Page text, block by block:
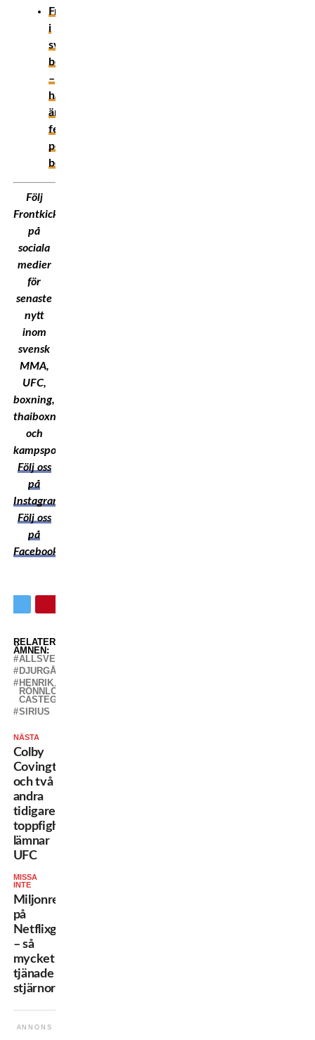
Framtidstro
i
svensk
boxning
–
här
är
fem
positiva
besked
Följ
Frontkick.Online
på
sociala
medier
för
senaste
nytt
inom
svensk
MMA,
UFC,
boxning,
thaiboxning
och
kampsport!
Följ oss
på
Instagram
Följ oss
på
Facebook
RELATERADE
ÄMNEN:
ALLSVENSKAN
DJURGÅRDEN
HENRIK
RÖNNLÖF
CASTEGREN
SIRIUS
NÄSTA
Colby
Covington
och två
andra
tidigare
toppfighters
lämnar
UFC
MISSA
INTE
Miljonregn
på
Netflixgalan
– så
mycket
tjänade
stjärnorna
ANNONS